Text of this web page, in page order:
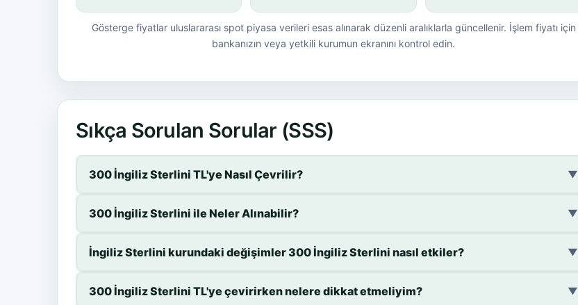
Gösterge fiyatlar uluslararası spot piyasa verileri esas alınarak düzenli aralıklarla güncellenir. İşlem fiyatı için
bankanızın veya yetkili kurumun ekranını kontrol edin.
Sıkça Sorulan Sorular (SSS)
300 İngiliz Sterlini TL'ye Nasıl Çevrilir? ▼
300 İngiliz Sterlini ile Neler Alınabilir? ▼
İngiliz Sterlini kurundaki değişimler 300 İngiliz Sterlini nasıl etkiler? ▼
300 İngiliz Sterlini TL'ye çevirirken nelere dikkat etmeliyim? ▼